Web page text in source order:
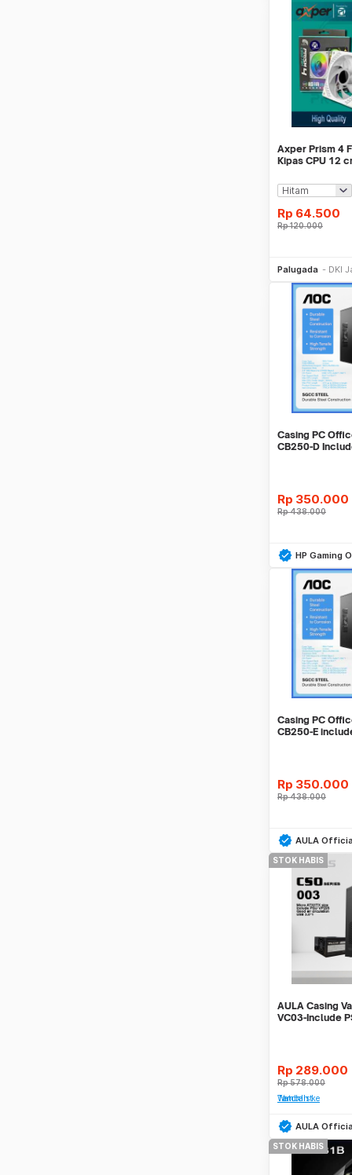
Axper Prism 4
Kipas CPU 12
Rp 64.500
Rp120.000
Palugada DKI
Casing PC
CB250-D
Rp 350.000
Rp438.000
HP Gaming
Casing PC
CB250-E
Rp 350.000
Rp438.000
AULA
STOK HABIS
AULA Casing
VC03-Include
Rp 289.000
Rp578.000
Tambah ke Watchlist
AULA
STOK HABIS